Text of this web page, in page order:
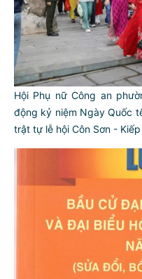
Hội Phụ nữ Công an
động kỷ niệm Ngày Quốc
trật tự lễ hội Côn Sơn - Kiếp